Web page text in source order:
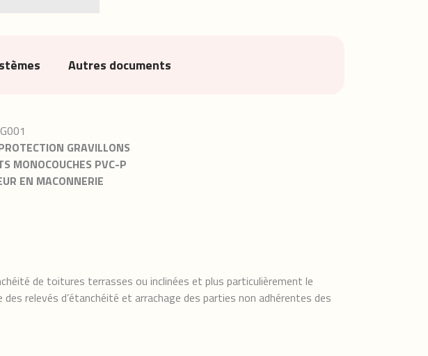
Autres documents
GRAVILLONS
MONOCOUCHES PVC-P
EN MACONNERIE
de toitures terrasses ou inclinées et plus particulièrement le
relevés d’étanchéité et arrachage des parties non adhérentes des